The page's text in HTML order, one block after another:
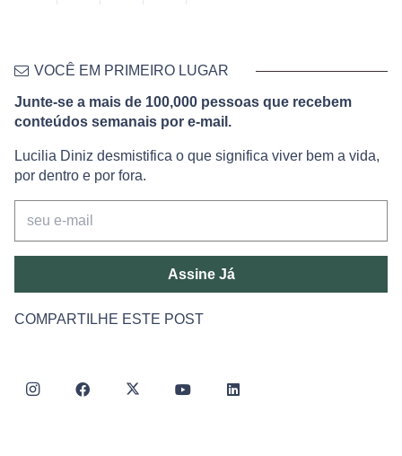
VOCÊ EM PRIMEIRO LUGAR
Junte-se a mais de 100,000 pessoas que recebem
conteúdos semanais por e-mail.
Lucilia Diniz desmistifica o que significa viver bem a vida,
por dentro e por fora.
Assine Já
COMPARTILHE ESTE POST